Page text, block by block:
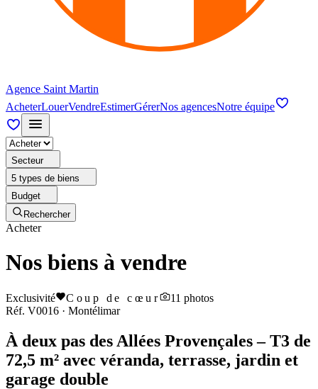
Agence Saint Martin
AcheterLouerVendreEstimerGérerNos agencesNotre équipe
Secteur
5 types de biens
Budget
Rechercher
Acheter
Nos biens à vendre
Exclusivité Coup de cœur 11 photos
Réf. V0016 · Montélimar
À deux pas des Allées Provençales – T3 de
72,5 m² avec véranda, terrasse, jardin et
garage double